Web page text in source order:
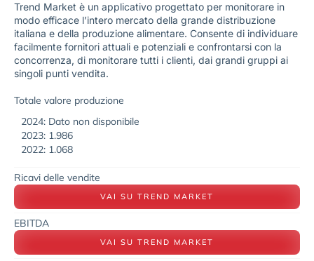
Trend Market è un applicativo progettato per monitorare in
modo efficace l’intero mercato della grande distribuzione
italiana e della produzione alimentare. Consente di individuare
facilmente fornitori attuali e potenziali e confrontarsi con la
concorrenza, di monitorare tutti i clienti, dai grandi gruppi ai
singoli punti vendita.
Totale valore produzione
2024: Dato non disponibile
2023: 1.986
2022: 1.068
Ricavi delle vendite
VAI SU TREND MARKET
EBITDA
VAI SU TREND MARKET